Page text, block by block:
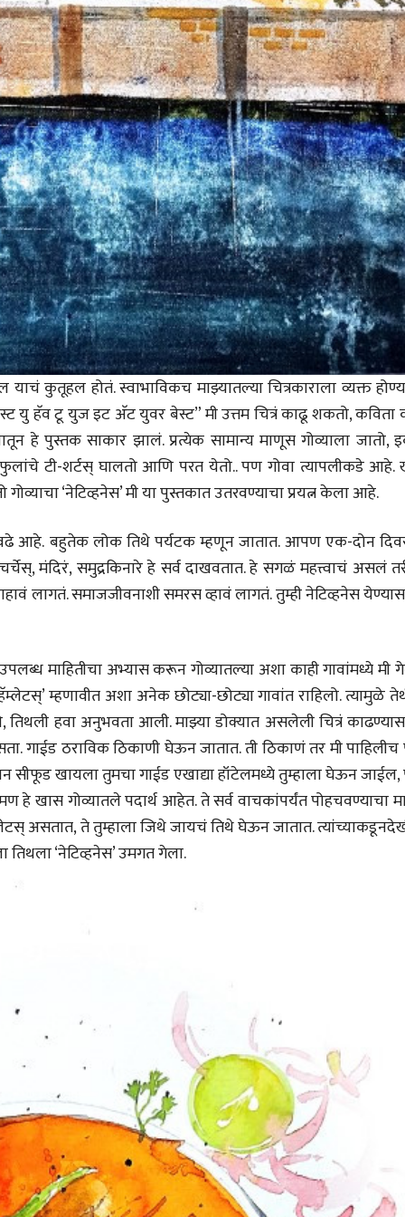
कुतूहल होतं. स्वाभाविकच माझ्यातल्या चित्रकाराला व्यक्त
यु हॅव टू युज इट अ‍ॅट युवर बेस्ट” मी उत्तम चित्रं काढू शकतो,
हे पुस्तक साकार झालं. प्रत्येक सामान्य माणूस गोव्याला जातो,
टी-शर्टस् घालतो आणि परत येतो.. पण गोवा त्यापलीकडे आहे.
‘नेटिव्हनेस’ मी या पुस्तकात उतरवण्याचा प्रयत्न केला आहे.
आहे. बहुतेक लोक तिथे पर्यटक म्हणून जातात. आपण एक-दोन
मंदिरं, समुद्रकिनारे हे सर्व दाखवतात. हे सगळं महत्त्वाचं असलं
लागतं. समाजजीवनाशी समरस व्हावं लागतं. तुम्ही नेटिव्हनेस
माहितीचा अभ्यास करून गोव्यातल्या अशा काही गावांमध्ये मी
म्हणावीत अशा अनेक छोट्या-छोट्या गावांत राहिलो. त्यामुळे
हवा अनुभवता आली. माझ्या डोक्यात असलेली चित्रं
गाईड ठराविक ठिकाणी घेऊन जातात. ती ठिकाणं तर मी
सीफूड खायला तुमचा गाईड एखाद्या हॉटेलमध्ये तुम्हाला घेऊन
खास गोव्यातले पदार्थ आहेत. ते सर्व वाचकांपर्यंत पोहचवण्याचा
असतात, ते तुम्हाला जिथे जायचं तिथे घेऊन जातात.
‘नेटिव्हनेस’ उमगत गेला.
अर्थकारणावरील निबंध हे पुस्तक
येथे क्लिक करा.
चीन भेटीतील भाषणे - रवींद्रनाथ टागोर
(अनुवाद सानिया कर्णिक )